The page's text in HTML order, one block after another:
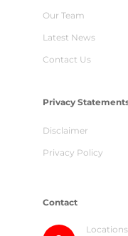
Our Team
Latest News
Contact Us
Privacy
Disclaimer
Privacy Policy
Contact
Locations